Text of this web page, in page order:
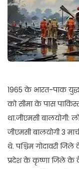
1965 के भारत-पाक
को सीमा के पास
था.जीएमसी बालयोगी:
जीएमसी बालयोगी 3
थे. पश्चिम गोदावरी
प्रदेश के कृष्णा जिले के